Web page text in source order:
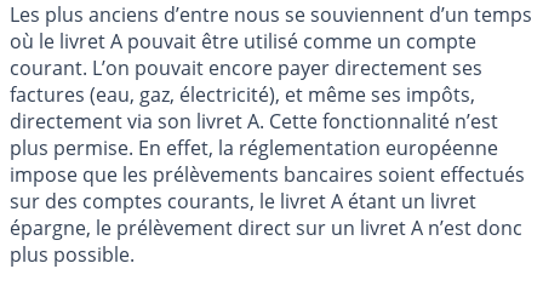
Les plus anciens d’entre nous se souviennent d’un temps
où le livret A pouvait être utilisé comme un compte
courant. L’on pouvait encore payer directement ses
factures (eau, gaz, électricité), et même ses impôts,
directement via son livret A. Cette fonctionnalité n’est
plus permise. En effet, la réglementation européenne
impose que les prélèvements bancaires soient effectués
sur des comptes courants, le livret A étant un livret
épargne, le prélèvement direct sur un livret A n’est donc
plus possible.